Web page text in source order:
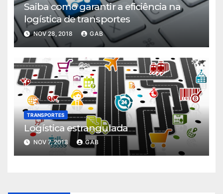
Saiba como garantir a eficiência na
logística de transportes
NOV 28, 2018 GAB
TRANSPORTES
Logística estrangulada
NOV 7, 2018 GAB